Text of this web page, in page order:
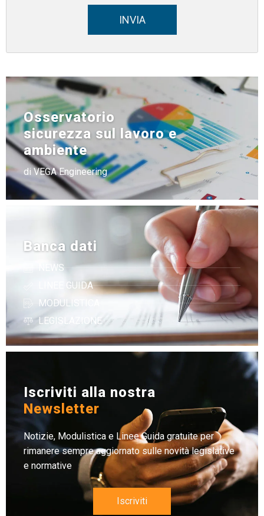
INVIA
Banca dati
NEWS
LINEE GUIDA
MODULISTICA
LEGISLAZIONE
Osservatorio
sicurezza sul lavoro e
ambiente
di VEGA Engineering
Iscriviti alla nostra
Newsletter
Notizie, Modulistica e Linee Guida gratuite per
rimanere sempre aggiornato sulle novità legislative
e normative
Iscriviti